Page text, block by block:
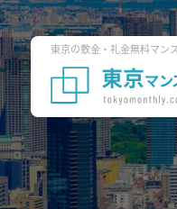
東京の敷金・礼金無料マン